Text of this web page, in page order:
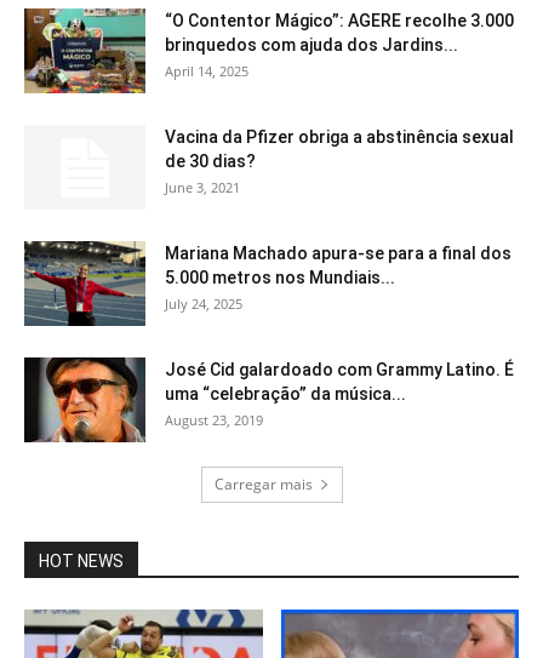
“O Contentor Mágico”: AGERE recolhe 3.000
brinquedos com ajuda dos Jardins...
April 14, 2025
Vacina da Pfizer obriga a abstinência sexual
de 30 dias?
June 3, 2021
Mariana Machado apura-se para a final dos
5.000 metros nos Mundiais...
July 24, 2025
José Cid galardoado com Grammy Latino. É
uma “celebração” da música...
August 23, 2019
Carregar mais
HOT NEWS